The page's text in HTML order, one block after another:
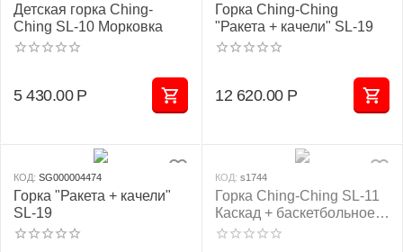
Детская горка Ching-
Ching SL-10 Морковка
5 430.00 Р
Горка Ching-Ching
"Ракета + качели" SL-19
12 620.00 Р
КОД: SG000004474
Горка "Ракета + качели"
SL-19
КОД: s1744
Горка Ching-Ching SL-11
Каскад + баскетбольное
кольцо